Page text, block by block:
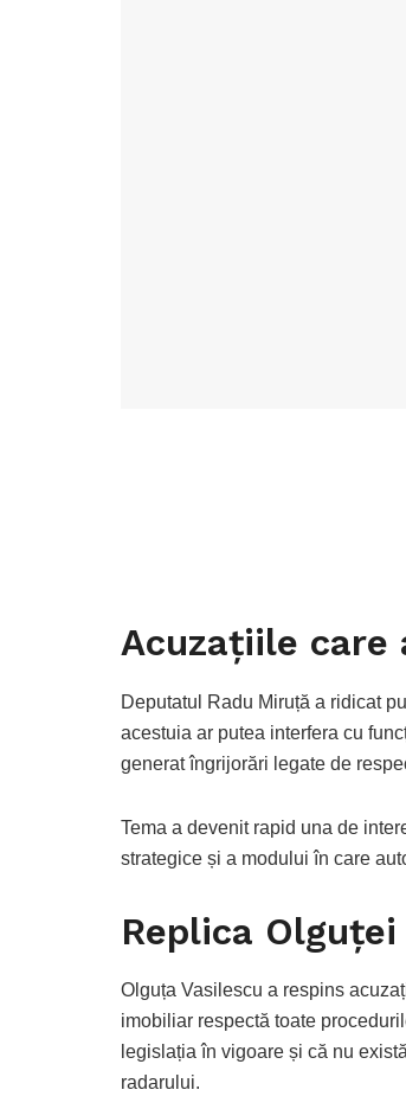
Acuzațiile care
Deputatul Radu Miruță a ridicat
acestuia ar putea interfera cu
generat îngrijorări legate de
Tema a devenit rapid una de
strategice și a modului în care
Replica
Olguța Vasilescu a respins
imobiliar respectă toate
legislația în vigoare și că nu
radarului.